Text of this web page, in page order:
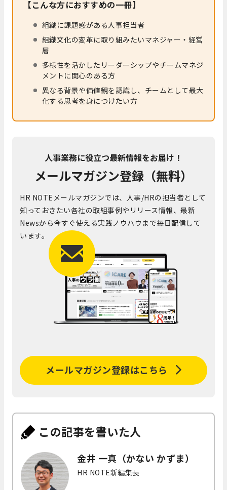
【こんな方におすすめの一冊】
組織に課題感がある人事担当者
組織文化の変革に取り組みたいマネジャー・経営
層
多様性を活かしたリーダーシップやチームマネジ
メントに関心のある方
異なる背景や価値観を認識し、チームとして最大
化する思考を身につけたい方
人事業務に役立つ最新情報をお届け！
メールマガジン登録（無料）
HR NOTEメールマガジンでは、人事/HRの担当者として
知っておきたい各社の取組事例やリリース情報、最新
Newsから今すぐ使える実践ノウハウまで毎日配信して
います。
メールマガジン登録はこちら
この記事を書いた人
金井 一真（かない かずま）
HR NOTE新編集長